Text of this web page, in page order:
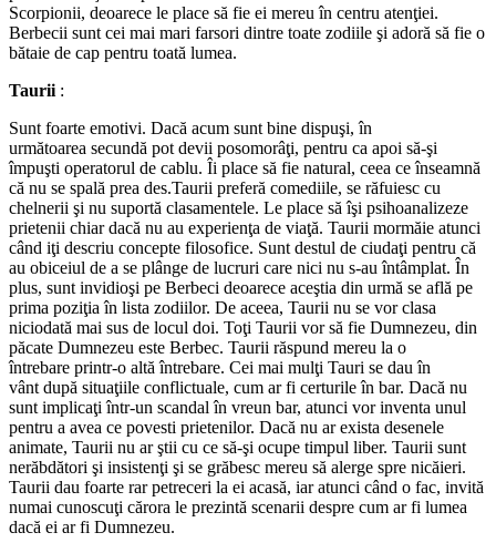
Scorpionii, deoarece le place să fie ei mereu în centru atenţiei.
Berbecii sunt cei mai mari farsori dintre toate zodiile şi adoră să fie o
bătaie de cap pentru toată lumea.
Taurii :
Sunt foarte emotivi. Dacă acum sunt bine dispuşi, în
următoarea secundă pot devii posomorâţi, pentru ca apoi să-şi
împuşti operatorul de cablu. Îi place să fie natural, ceea ce înseamnă
că nu se spală prea des.Taurii preferă comediile, se răfuiesc cu
chelnerii şi nu suportă clasamentele. Le place să îşi psihoanalizeze
prietenii chiar dacă nu au experienţa de viaţă. Taurii mormăie atunci
când iţi descriu concepte filosofice. Sunt destul de ciudaţi pentru că
au obiceiul de a se plânge de lucruri care nici nu s-au întâmplat. În
plus, sunt invidioşi pe Berbeci deoarece aceştia din urmă se află pe
prima poziţia în lista zodiilor. De aceea, Taurii nu se vor clasa
niciodată mai sus de locul doi. Toţi Taurii vor să fie Dumnezeu, din
păcate Dumnezeu este Berbec. Taurii răspund mereu la o
întrebare printr-o altă întrebare. Cei mai mulţi Tauri se dau în
vânt după situaţiile conflictuale, cum ar fi certurile în bar. Dacă nu
sunt implicaţi într-un scandal în vreun bar, atunci vor inventa unul
pentru a avea ce povesti prietenilor. Dacă nu ar exista desenele
animate, Taurii nu ar ştii cu ce să-şi ocupe timpul liber. Taurii sunt
nerăbdători şi insistenţi şi se grăbesc mereu să alerge spre nicăieri.
Taurii dau foarte rar petreceri la ei acasă, iar atunci când o fac, invită
numai cunoscuţi cărora le prezintă scenarii despre cum ar fi lumea
dacă ei ar fi Dumnezeu.